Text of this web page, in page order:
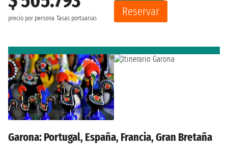
precio por persona Tasas portuarias Reservar
Garona: Portugal, España, Francia, Gran Bretaña